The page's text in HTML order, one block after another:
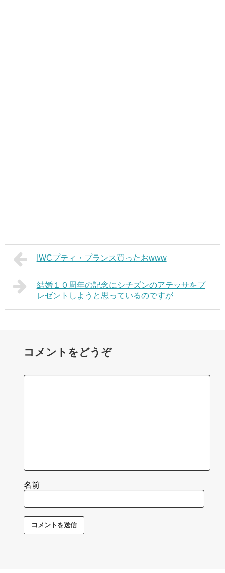
IWCプティ・​プランス買ったおwww
結婚１０周年の記念にシチズンのアテッサをプ
レゼントしようと思っているのですが
コメントをどうぞ
名前